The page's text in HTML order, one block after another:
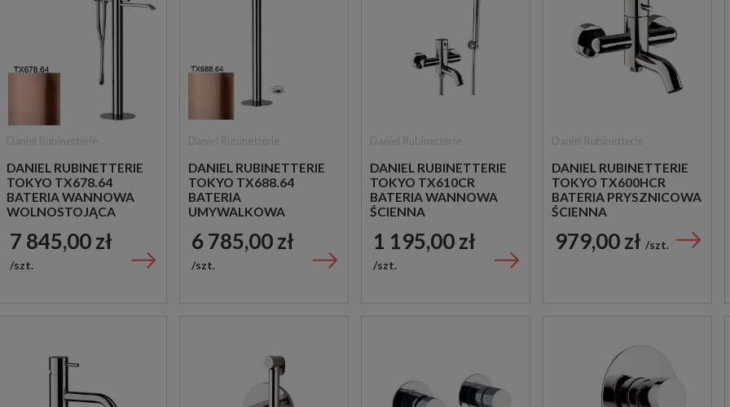
DANIEL RUBINETTERIE
TOKYO TX678.64
BATERIA WANNOWA
WOLNOSTOJĄCA
7 845,00 zł
szt.
DANIEL RUBINETTERIE
TOKYO TX688.64
BATERIA
UMYWALKOWA
MIEDZIANA
6 785,00 zł
szt.
DANIEL RUBINETTERIE
TOKYO TX610CR
BATERIA WANNOWA
ŚCIENNA
CHROM
1 195,00 zł
szt.
DANIEL RUBINETTERIE
TOKYO TX600HCR
BATERIA PRYSZNICOWA
ŚCIENNA
CHROM
979,00 zł szt.